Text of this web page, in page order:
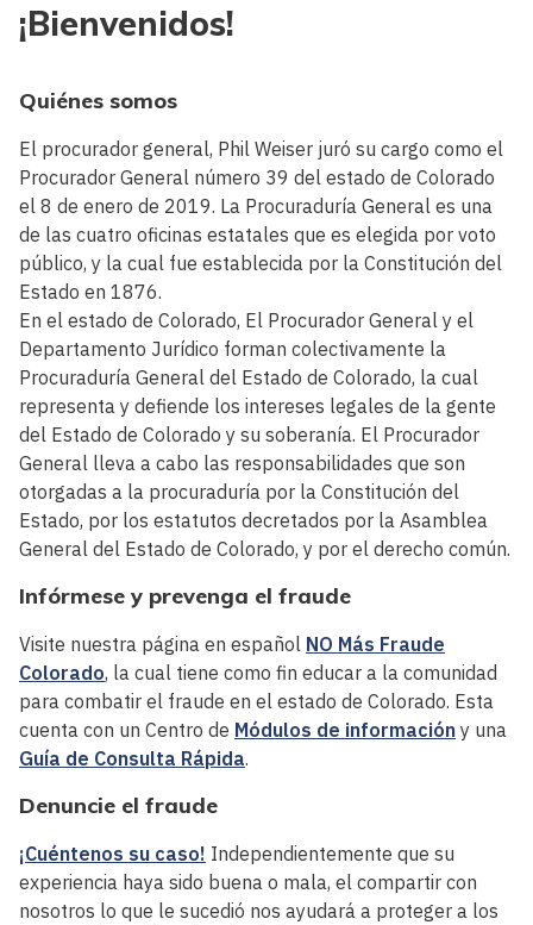
¡Bienvenidos!
Quiénes somos
El procurador general, Phil Weiser juró su cargo como el
Procurador General número 39 del estado de Colorado
el 8 de enero de 2019. La Procuraduría General es una
de las cuatro oficinas estatales que es elegida por voto
público, y la cual fue establecida por la Constitución del
Estado en 1876.
En el estado de Colorado, El Procurador General y el
Departamento Jurídico forman colectivamente la
Procuraduría General del Estado de Colorado, la cual
representa y defiende los intereses legales de la gente
del Estado de Colorado y su soberanía. El Procurador
General lleva a cabo las responsabilidades que son
otorgadas a la procuraduría por la Constitución del
Estado, por los estatutos decretados por la Asamblea
General del Estado de Colorado, y por el derecho común.
Infórmese y prevenga el fraude
Visite nuestra página en español NO Más Fraude
Colorado, la cual tiene como fin educar a la comunidad
para combatir el fraude en el estado de Colorado. Esta
cuenta con un Centro de Módulos de información y una
Guía de Consulta Rápida.
Denuncie el fraude
¡Cuéntenos su caso! Independientemente que su
experiencia haya sido buena o mala, el compartir con
nosotros lo que le sucedió nos ayudará a proteger a los